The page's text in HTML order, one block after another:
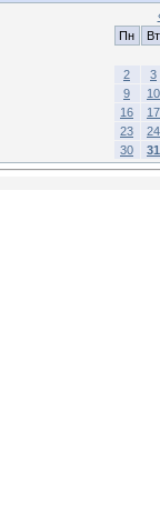
Пн
Вт
2
3
9
10
16
17
23
24
30
31